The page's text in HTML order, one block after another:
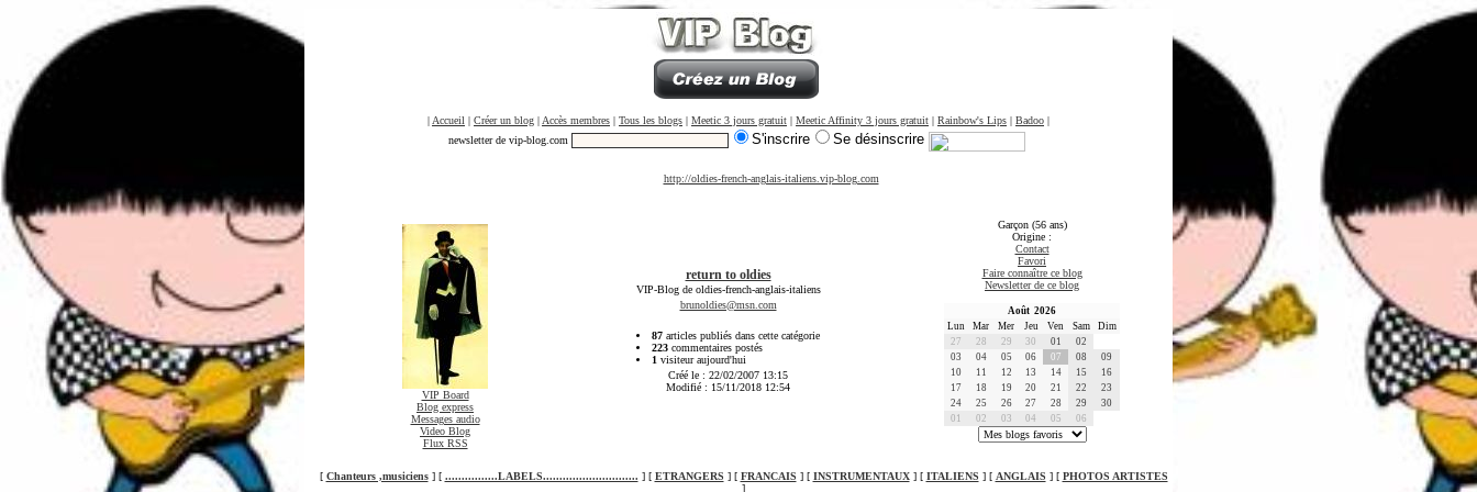
| Accueil | Créer un blog | Accès membres | Tous les blogs | Meetic 3 jours gratuit | Meetic Affinity 3 jours gratuit | Rainbow's Lips | Badoo |
newsletter de vip-blog.com
S'inscrire Se désinscrire
http://oldies-french-anglais-italiens.vip-blog.com
VIP Board
Blog express
Messages audio
Video Blog
Flux RSS
return to oldies
VIP-Blog de oldies-french-anglais-italiens
brunoldies@msn.com
87 articles publiés dans cette catégorie
223 commentaires postés
1 visiteur aujourd'hui
Créé le : 22/02/2007 13:15
Modifié : 15/11/2018 12:54
Garçon (56 ans)
Origine :
Contact
Favori
Faire connaître ce blog
Newsletter de ce blog
Août 2026
Lun
Mar Mer Jeu Ven Sam
Dim
27
28 29 30 01
02
03
04 05 06 07 08
09
10
11 12 13 14 15
16
17
18 19 20 21 22
23
24
25 26 27 28 29
30
01
02 03 04 05 06
[ Chanteurs ,musiciens] [ ................LABELS............................. ] [ ETRANGERS ] [ FRANCAIS ] [ INSTRUMENTAUX] [ ITALIENS ] [ ANGLAIS ] [ PHOTOS ARTISTES
]